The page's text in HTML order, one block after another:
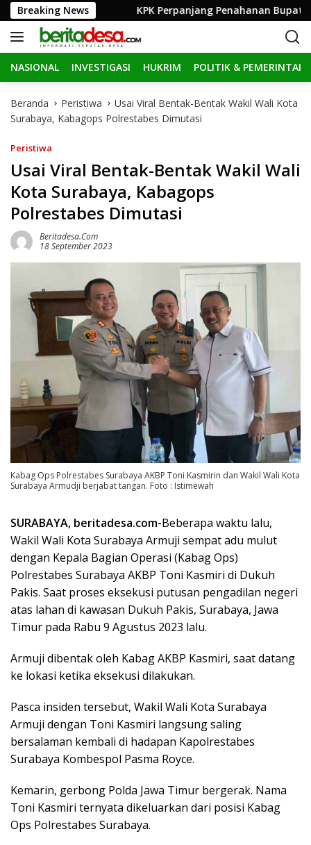
a
g
u
Breaking News
2026 KPK Perpanjang Penahanan Bupati
NASIONAL INVESTIGASI HUKRIM POLITIK & PEMERINTAH
Beranda Peristiwa
Usai Viral Bentak-Bentak Wakil Wali Kota
Surabaya, Kabagops Polrestabes Dimutasi
Peristiwa
Usai Viral Bentak-Bentak Wakil Wali
Kota Surabaya, Kabagops
Polrestabes Dimutasi
Beritadesa.com
18 September 2023
Kabag Ops Polrestabes Surabaya AKBP Toni Kasmirin dan Wakil Wali Kota
Surabaya Armudji berjabat tangan. Foto : Istimewah
SURABAYA, beritadesa.com-Beberapa waktu lalu,
Wakil Wali Kota Surabaya Armuji sempat adu mulut
dengan Kepala Bagian Operasi (Kabag Ops)
Polrestabes Surabaya AKBP Toni Kasmiri di Dukuh
Pakis. Saat proses eksekusi putusan pengadilan negeri
atas lahan di kawasan Dukuh Pakis, Surabaya, Jawa
Timur pada Rabu 9 Agustus 2023 lalu.
Armuji dibentak oleh Kabag AKBP Kasmiri, saat datang
ke lokasi ketika eksekusi dilakukan.
Pasca insiden tersebut, Wakil Wali Kota Surabaya
Armuji dengan Toni Kasmiri langsung saling
bersalaman kembali di hadapan Kapolrestabes
Surabaya Kombespol Pasma Royce.
Kemarin, gerbong Polda Jawa Timur bergerak. Nama
Toni Kasmiri ternyata dikeluarkan dari posisi Kabag
Ops Polrestabes Surabaya.